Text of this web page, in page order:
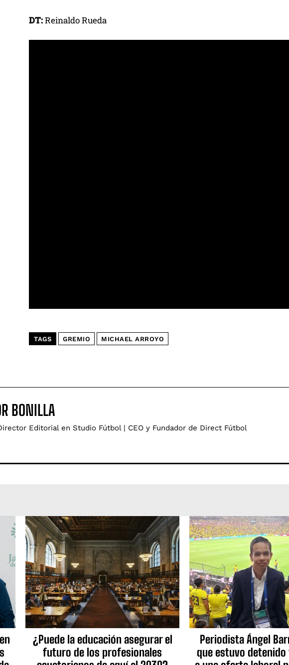
DT:Reinaldo Rueda
TAGS GREMIO MICHAEL ARROYO
BONILLA
Editorial en Studio Fútbol | CEO y Fundador de Direct Fútbol
¿Puede la educación asegurar el
futuro de los profesionales
Periodista Ángel
que estuvo